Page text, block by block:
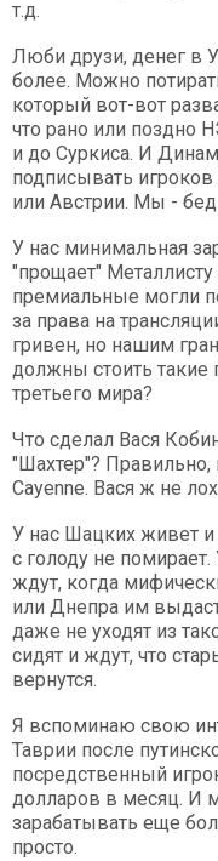
т.д.
Люби друзи, денег в
более. Можно
который вот-вот
что рано или поздно
и до Суркиса. И
подписывать
или Австрии. Мы -
У нас минимальная
"прощает" Металлисту
премиальные могли
за права на
гривен, но нашим
должны стоить такие
третьего мира?
Что сделал Вася
"Шахтер"? Правильно,
Cayenne. Вася ж не
У нас Шацких живет и
с голоду не помирает.
ждут, когда
или Днепра им
даже не уходят из
сидят и ждут, что
вернутся.
Я вспоминаю свою
Таврии после
посредственный
долларов в месяц. И
зарабатывать еще
просто.